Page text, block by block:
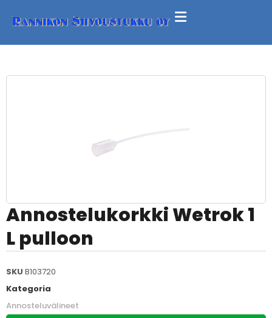
Annostelukorkki Wetrok 1
L pulloon
SKU B103720
Kategoria
Annosteluvälineet